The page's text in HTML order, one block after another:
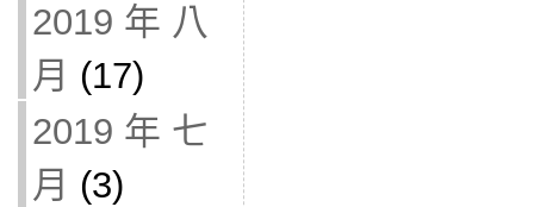
2019 年 八
月 (17)
2019 年 七
月 (3)